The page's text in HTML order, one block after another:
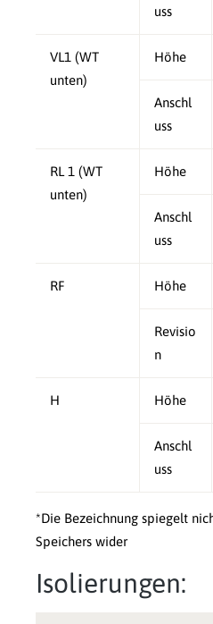
uss
VL1 (WT
unten)
Höhe
Anschl
uss
RL 1 (WT
unten)
Höhe
Anschl
uss
RF Höhe
Revisio
n
H Höhe
Anschl
uss
*Die Bezeichnung spiegelt
Speichers wider
Isolierungen: